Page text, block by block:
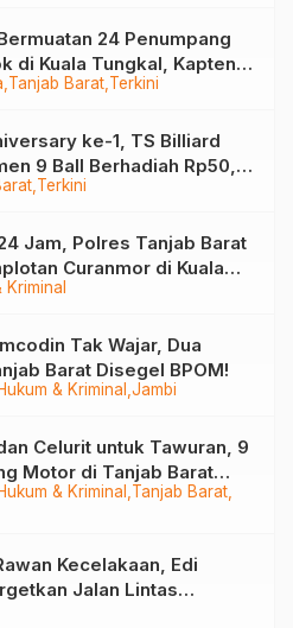
Tanjab Barat Terkini
24 Penumpang
di Kuala Tungkal, Kapten
Terkini
ke-1, TS Billiard
9 Ball Berhadiah Rp50,8
Kriminal
Jam, Polres Tanjab Barat
Curanmor di Kuala
Hukum & Kriminal Jambi
Tak Wajar, Dua
Barat Disegel BPOM!
Hukum & Kriminal Tanjab Barat
Celurit untuk Tawuran, 9
Motor di Tanjab Barat
Kecelakaan, Edi
Jalan Lintas
Mulus di 2028